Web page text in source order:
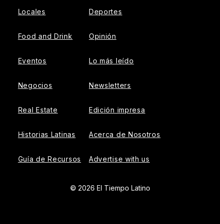
Locales
Food and Drink
Eventos
Negocios
Real Estate
Historias Latinas
Guía de Recursos
Deportes
Opinión
Lo más leído
Newsletters
Edición impresa
Acerca de Nosotros
Advertise with us
© 2026 El Tiempo Latino